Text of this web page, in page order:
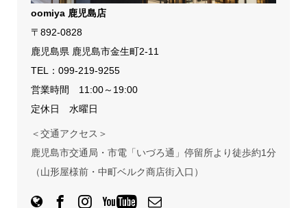
oomiya 鹿児島店
〒892-0828
鹿児島県 鹿児島市金生町2-11
TEL： 099-219-9255
営業時間 11:00～19:00
定休日 水曜日
＜交通アクセス＞
鹿児島市交通局・市電「いづろ通」停留所より徒歩約1分
（山形屋様前・中町ベルク商店街入口）